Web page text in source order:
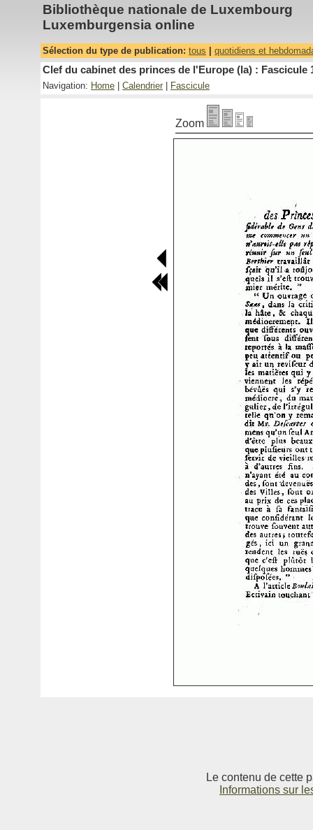
Bibliothèque nationale de Luxembourg
Luxemburgensia online
Sélection du type de publication: tous quotidiens et
Clef du cabinet des princes de l'Europe (la) : Fascicule
Navigation: Home Calendrier Fascicule
Zoom
Le contenu de cette
Informations sur